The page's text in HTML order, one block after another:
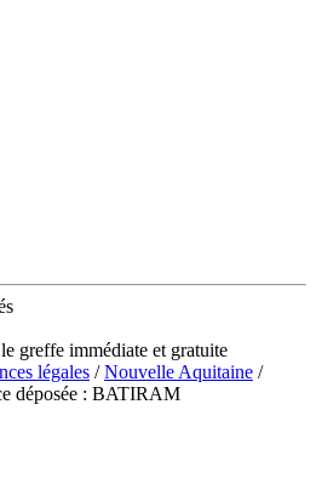
greffe immédiate et gratuite
légales /Nouvelle Aquitaine /
déposée : BATIRAM